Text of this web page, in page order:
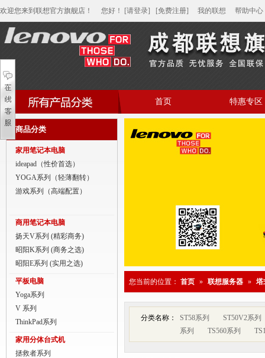
欢迎您来到联想官方旗舰店！ 您好 ！ [请登录] [免费注册] 我的联想 帮助中心
家用笔记本电脑
商用笔记本电脑
平板电脑
商用分体台式机
家用一体台式机
ThinkPad
ThinkStation工作站
联想服务器
首页 特惠专区
商品分类
家用笔记本电脑
ideapad（性价首选）
YOGA系列（轻薄翻转）
游戏系列（高端配置）
商用笔记本电脑
扬天V系列 (精彩商务)
昭阳K系列 (商务之选)
昭阳E系列 (实用之选)
平板电脑
Yoga系列
V 系列
ThinkPad系列
家用分体台式机
拯救者系列
您当前的位置： 首页 » 联想服务器 » 塔
分类名称： ST58系列
ST50V2系列
系列
TS560系列